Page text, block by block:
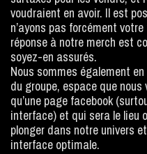
voudraient en avoir. Il est
n’ayons pas forcément
réponse à notre merch est
soyez-en assurés.
Nous sommes également
du groupe, espace que
qu’une page facebook
interface) et qui sera le lieu
plonger dans notre univers
interface optimale.